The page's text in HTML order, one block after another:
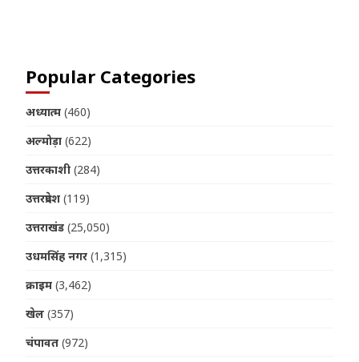
Popular Categories
अध्यात्म (460)
अल्मोड़ा (622)
उत्तरकाशी (284)
उत्तरप्रदेश (119)
उत्तराखंड (25,050)
उधमसिंह नगर (1,315)
क्राइम (3,462)
खेल (357)
चंपावत (972)